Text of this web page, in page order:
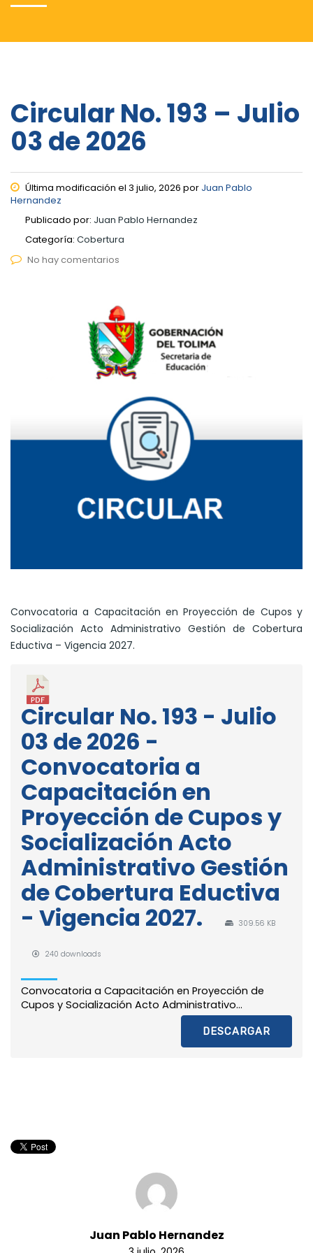
Circular No. 193 – Julio
03 de 2026
Última modificación el 3 julio, 2026 por Juan Pablo
Hernandez
Publicado por: Juan Pablo Hernandez
Categoría: Cobertura
No hay comentarios
Convocatoria a Capacitación en Proyección de Cupos y
Socialización Acto Administrativo Gestión de Cobertura
Eductiva – Vigencia 2027.
Circular No. 193 - Julio
03 de 2026 -
Convocatoria a
Capacitación en
Proyección de Cupos y
Socialización Acto
Administrativo Gestión
de Cobertura Eductiva
- Vigencia 2027.
309.56 KB
240 downloads
Convocatoria a Capacitación en Proyección de
Cupos y Socialización Acto Administrativo...
DESCARGAR
Juan Pablo Hernandez